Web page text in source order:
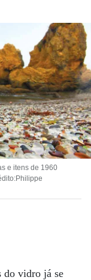
e itens de 1960
do vidro já se